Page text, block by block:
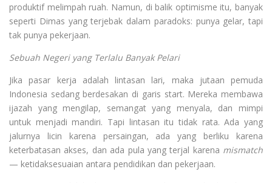
produktif melimpah ruah. Namun, di balik optimisme itu, banyak
seperti Dimas yang terjebak dalam paradoks: punya gelar, tapi
tak punya pekerjaan.
Sebuah Negeri yang Terlalu Banyak Pelari
Jika pasar kerja adalah lintasan lari, maka jutaan pemuda
Indonesia sedang berdesakan di garis start. Mereka membawa
ijazah yang mengilap, semangat yang menyala, dan mimpi
untuk menjadi mandiri. Tapi lintasan itu tidak rata. Ada yang
jalurnya licin karena persaingan, ada yang berliku karena
keterbatasan akses, dan ada pula yang terjal karena mismatch
— ketidaksesuaian antara pendidikan dan pekerjaan.